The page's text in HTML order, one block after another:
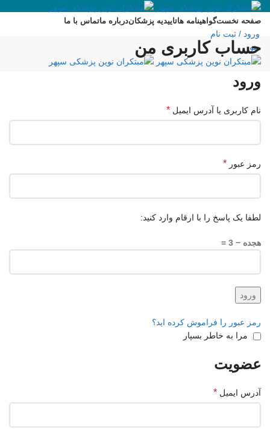
صفحه نخستگواهینامه هاتاییدیه پزشکاندرباره ماتماس با ما
ورود / ثبت نام
منو
حساب کاربری من
ورود
نام کاربری یا آدرس ایمیل *
رمز عبور *
لطفا یک پاسخ را با ارقام وارد کنید:
هجده − 3 =
ورود
رمز عبور را فراموش کرده اید؟
مرا به خاطر بسپار
عضویت
آدرس ایمیل *